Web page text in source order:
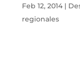
Feb 12, 2014|
regionales